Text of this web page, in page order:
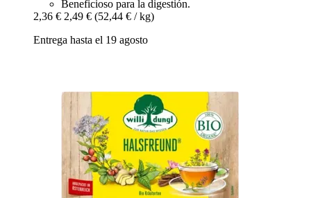
Beneficioso para la digestión.
2,36 € 2,49 € (52,44 € / kg)
Entrega hasta el 19 agosto